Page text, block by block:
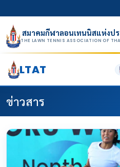
สมาคมกีฬาลอนเทนนิสแห่งป
THE LAWN TENNIS ASSOCIATION OF
LTAT
ข่าวสาร